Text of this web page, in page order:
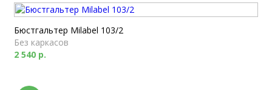
Бюстгальтер Milabel 103/2
Без каркасов
2 540 р.